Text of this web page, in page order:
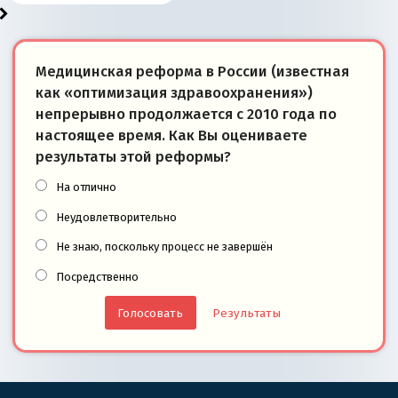
Медицинская реформа в России (известная
как «оптимизация здравоохранения»)
непрерывно продолжается с 2010 года по
настоящее время. Как Вы оцениваете
результаты этой реформы?
На отлично
Неудовлетворительно
Не знаю, поскольку процесс не завершён
Посредственно
Результаты